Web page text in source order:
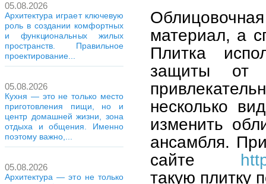
05.08.2026
Архитектура играет ключевую
роль в создании комфортных
и функциональных жилых
пространств. Правильное
проектирование...
05.08.2026
Кухня — это не только место
приготовления пищи, но и
центр домашней жизни, зона
отдыха и общения. Именно
поэтому важно,...
05.08.2026
Архитектура — это не только
материал, а
Плитка
защиты от
несколько
изменить
ансамбля.
сайте
такую плитку